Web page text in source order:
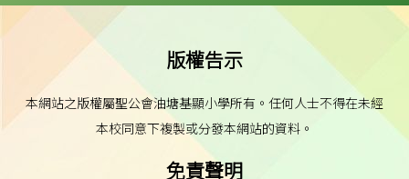
版權告示
本網站之版權屬聖公會油塘基顯小學所有。任何人士不得在未經
本校同意下複製或分發本網站的資料。
免責聲明